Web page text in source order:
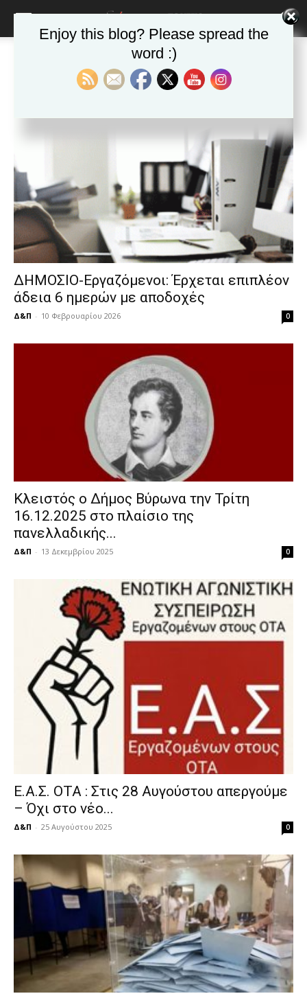
very
the
meaning
pain.
pornhun
porn
Τοπική Αυτοδιοίκηση
Ετικέτα: Τοπική Αυτοδιοίκηση
ΔΗΜΟΣΙΟ-Εργαζόμενοι: Έρχεται επιπλέον
άδεια 6 ημερών με αποδοχές
Δ&Π - 10 Φεβρουαρίου 2026 0
Κλειστός ο Δήμος Βύρωνα την Τρίτη
16.12.2025 στο πλαίσιο της
πανελλαδικής...
Δ&Π - 13 Δεκεμβρίου 2025 0
Ε.Α.Σ. ΟΤΑ : Στις 28 Αυγούστου απεργούμε
– Όχι στο νέο...
Δ&Π - 25 Αυγούστου 2025 0
Enjoy this blog? Please spread the
word :)